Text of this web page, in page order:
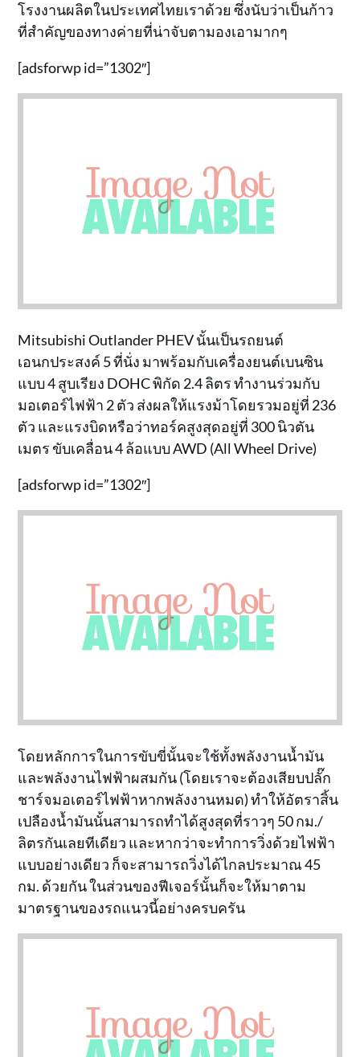
โรงงานผลิตในประเทศไทยเราด้วย ซึ่งนับว่าเป็นก้าว
ที่สำคัญของทางค่ายที่น่าจับตามองเอามากๆ
[adsforwp id=”1302″]
Mitsubishi Outlander PHEV นั้นเป็นรถยนต์
เอนกประสงค์ 5 ที่นั่ง มาพร้อมกับเครื่องยนต์เบนซิน
แบบ 4 สูบเรียง DOHC พิกัด 2.4 ลิตร ทำงานร่วมกับ
มอเตอร์ไฟฟ้า 2 ตัว ส่งผลให้แรงม้าโดยรวมอยู่ที่ 236
ตัว และแรงบิดหรือว่าทอร์คสูงสุดอยู่ที่ 300 นิวตัน
เมตร ขับเคลื่อน 4 ล้อแบบ AWD (All Wheel Drive)
[adsforwp id=”1302″]
โดยหลักการในการขับขี่นั้นจะใช้ทั้งพลังงานน้ำมัน
และพลังงานไฟฟ้าผสมกัน (โดยเราจะต้องเสียบปลั๊ก
ชาร์จมอเตอร์ไฟฟ้าหากพลังงานหมด) ทำให้อัตราสิ้น
เปลืองน้ำมันนั้นสามารถทำได้สูงสุดที่ราวๆ 50 กม./
ลิตรกันเลยทีเดียว และหากว่าจะทำการวิ่งด้วยไฟฟ้า
แบบอย่างเดียว ก็จะสามารถวิ่งได้ไกลประมาณ 45
กม. ด้วยกัน ในส่วนของฟีเจอร์นั้นก็จะให้มาตาม
มาตรฐานของรถแนวนี้อย่างครบครัน